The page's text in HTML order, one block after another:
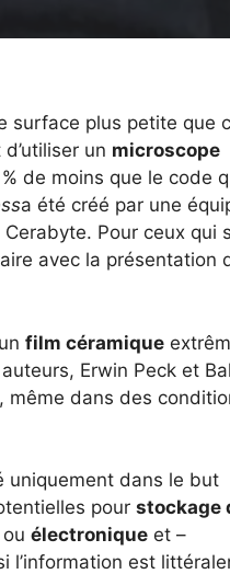
surface plus petite que
un microscope
de moins que le code
a été créé par une
Pour ceux qui
avec la présentation
film céramique
Erwin Peck et
même dans des
uniquement dans le but
pour stockage
ou électronique et –
l’information est